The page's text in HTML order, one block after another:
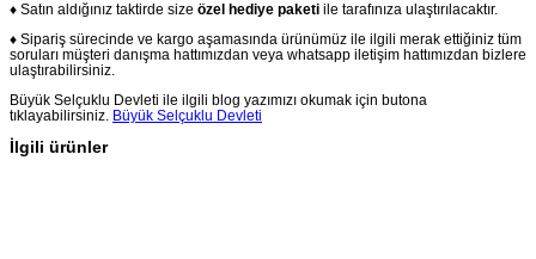
♦ Satın aldığınız taktirde size özel hediye paketi ile tarafınıza ulaştırılacaktır.
♦ Sipariş sürecinde ve kargo aşamasında ürünümüz ile ilgili merak ettiğiniz tüm
soruları müşteri danışma hattımızdan veya whatsapp iletişim hattımızdan bizlere
ulaştırabilirsiniz.
Büyük Selçuklu Devleti ile ilgili blog yazımızı okumak için butona
tıklayabilirsiniz. Büyük Selçuklu Devleti
İlgili ürünler